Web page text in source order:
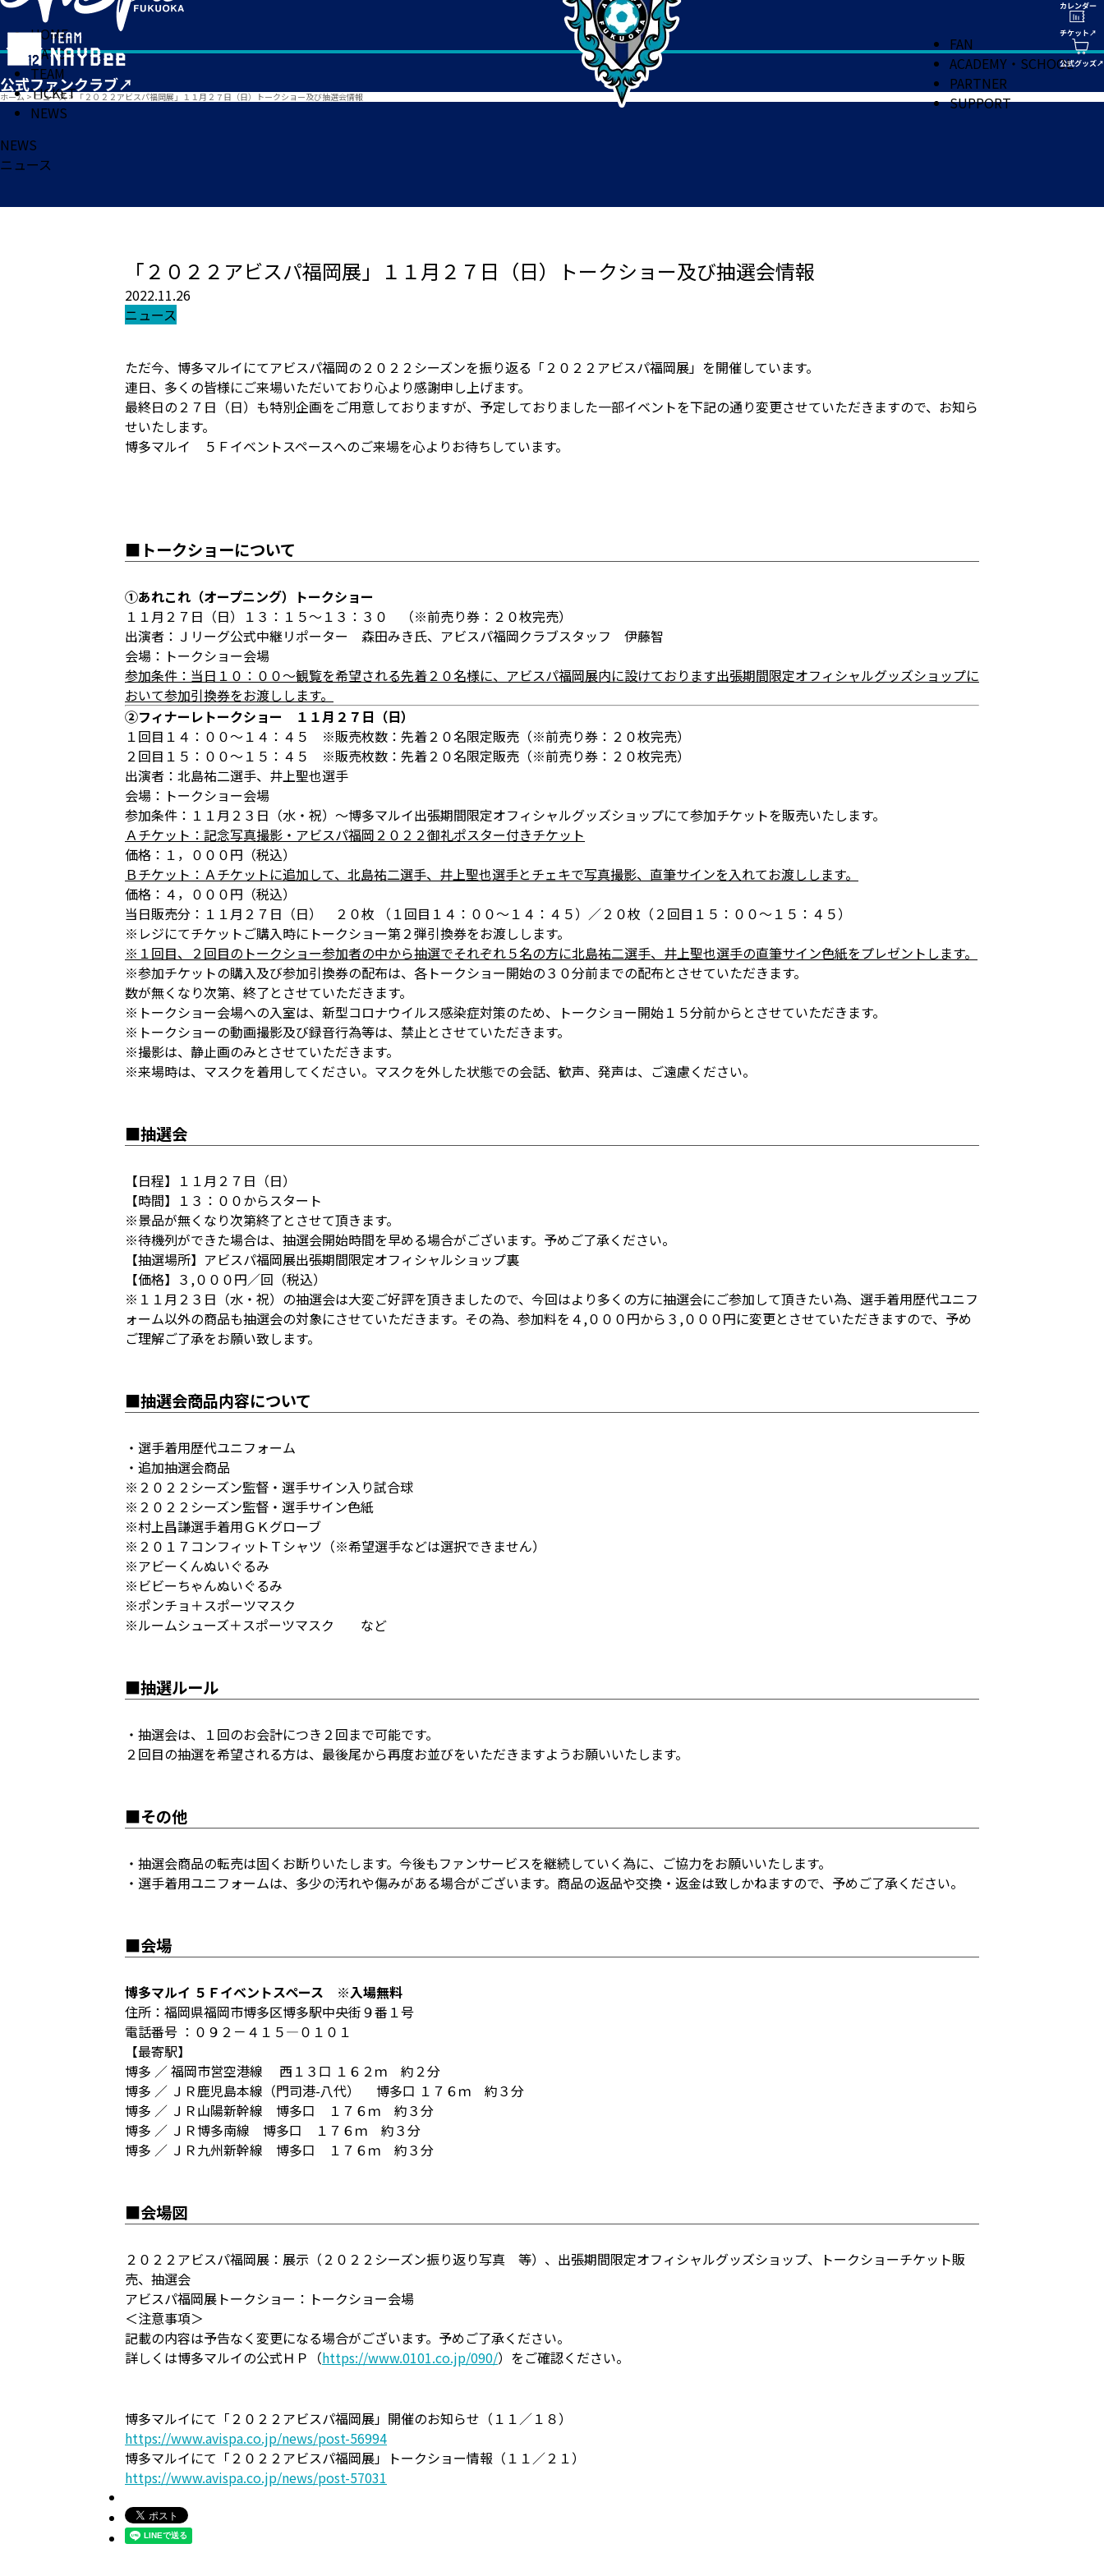
HOME
MATCH
TEAM
TICKET
NEWS
FAN
ACADEMY・SCHOOL
PARTNER
SUPPORT
ホーム > ニュース> 「２０２２アビスパ福岡展」１１月２７日（日）トークショー及び抽選会情報
NEWS
ニュース
「２０２２アビスパ福岡展」１１月２７日（日）トークショー及び抽選会情報
2022.11.26
ニュース
ただ今、博多マルイにてアビスパ福岡の２０２２シーズンを振り返る「２０２２アビスパ福岡展」を開催しています。
連日、多くの皆様にご来場いただいており心より感謝申し上げます。
最終日の２７日（日）も特別企画をご用意しておりますが、予定しておりました一部イベントを下記の通り変更させていただきますので、お知ら
せいたします。
博多マルイ ５Ｆイベントスペースへのご来場を心よりお待ちしています。
■トークショーについて
①あれこれ（オープニング）トークショー
１１月２７日（日）１３：１５～１３：３０ （※前売り券：２０枚完売）
出演者：Ｊリーグ公式中継リポーター 森田みき氏、アビスパ福岡クラブスタッフ 伊藤智
会場：トークショー会場
参加条件：当日１０：００～観覧を希望される先着２０名様に、アビスパ福岡展内に設けております出張期間限定オフィシャルグッズショップに
おいて参加引換券をお渡しします。
②フィナーレトークショー １１月２７日（日）
１回目１４：００～１４：４５ ※販売枚数：先着２０名限定販売（※前売り券：２０枚完売）
２回目１５：００～１５：４５ ※販売枚数：先着２０名限定販売（※前売り券：２０枚完売）
出演者：北島祐二選手、井上聖也選手
会場：トークショー会場
参加条件：１１月２３日（水・祝）～博多マルイ出張期間限定オフィシャルグッズショップにて参加チケットを販売いたします。
Ａチケット：記念写真撮影・アビスパ福岡２０２２御礼ポスター付きチケット
価格：１，０００円（税込）
Ｂチケット：Ａチケットに追加して、北島祐二選手、井上聖也選手とチェキで写真撮影、直筆サインを入れてお渡しします。
価格：４，０００円（税込）
当日販売分：１１月２７日（日） ２０枚 （１回目１４：００～１４：４５）／２０枚（２回目１５：００～１５：４５）
※レジにてチケットご購入時にトークショー第２弾引換券をお渡しします。
※１回目、２回目のトークショー参加者の中から抽選でそれぞれ５名の方に北島祐二選手、井上聖也選手の直筆サイン色紙をプレゼントします。
※参加チケットの購入及び参加引換券の配布は、各トークショー開始の３０分前までの配布とさせていただきます。
数が無くなり次第、終了とさせていただきます。
※トークショー会場への入室は、新型コロナウイルス感染症対策のため、トークショー開始１５分前からとさせていただきます。
※トークショーの動画撮影及び録音行為等は、禁止とさせていただきます。
※撮影は、静止画のみとさせていただきます。
※来場時は、マスクを着用してください。マスクを外した状態での会話、歓声、発声は、ご遠慮ください。
■抽選会
【日程】１１月２７日（日）
【時間】１３：００からスタート
※景品が無くなり次第終了とさせて頂きます。
※待機列ができた場合は、抽選会開始時間を早める場合がございます。予めご了承ください。
【抽選場所】アビスパ福岡展出張期間限定オフィシャルショップ裏
【価格】３,０００円／回（税込）
※１１月２３日（水・祝）の抽選会は大変ご好評を頂きましたので、今回はより多くの方に抽選会にご参加して頂きたい為、選手着用歴代ユニフ
ォーム以外の商品も抽選会の対象にさせていただきます。その為、参加料を４,０００円から３,０００円に変更とさせていただきますので、予め
ご理解ご了承をお願い致します。
■抽選会商品内容について
・選手着用歴代ユニフォーム
・追加抽選会商品
※２０２２シーズン監督・選手サイン入り試合球
※２０２２シーズン監督・選手サイン色紙
※村上昌謙選手着用ＧＫグローブ
※２０１７コンフィットＴシャツ（※希望選手などは選択できません）
※アビーくんぬいぐるみ
※ビビーちゃんぬいぐるみ
※ポンチョ＋スポーツマスク
※ルームシューズ＋スポーツマスク など
■抽選ルール
・抽選会は、１回のお会計につき２回まで可能です。
２回目の抽選を希望される方は、最後尾から再度お並びをいただきますようお願いいたします。
■その他
・抽選会商品の転売は固くお断りいたします。今後もファンサービスを継続していく為に、ご協力をお願いいたします。
・選手着用ユニフォームは、多少の汚れや傷みがある場合がございます。商品の返品や交換・返金は致しかねますので、予めご了承ください。
■会場
博多マルイ ５Ｆイベントスペース ※入場無料
住所：福岡県福岡市博多区博多駅中央街９番１号
電話番号 ：０９２－４１５―０１０１
【最寄駅】
博多 ／ 福岡市営空港線 西１３口 １６２ｍ 約２分
博多 ／ ＪＲ鹿児島本線（門司港-八代） 博多口 １７６ｍ 約３分
博多 ／ ＪＲ山陽新幹線 博多口 １７６ｍ 約３分
博多 ／ ＪＲ博多南線 博多口 １７６ｍ 約３分
博多 ／ ＪＲ九州新幹線 博多口 １７６ｍ 約３分
■会場図
２０２２アビスパ福岡展：展示（２０２２シーズン振り返り写真 等）、出張期間限定オフィシャルグッズショップ、トークショーチケット販
売、抽選会
アビスパ福岡展トークショー：トークショー会場
＜注意事項＞
記載の内容は予告なく変更になる場合がございます。予めご了承ください。
詳しくは博多マルイの公式ＨＰ（https://www.0101.co.jp/090/）をご確認ください。
博多マルイにて「２０２２アビスパ福岡展」開催のお知らせ（１１／１８）
https://www.avispa.co.jp/news/post-56994
博多マルイにて「２０２２アビスパ福岡展」トークショー情報（１１／２１）
https://www.avispa.co.jp/news/post-57031